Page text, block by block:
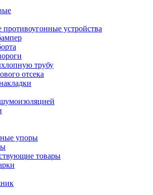
устройства
трубу
отсека
упоры
товары